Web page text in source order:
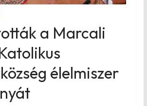
a Marcali
élelmiszer